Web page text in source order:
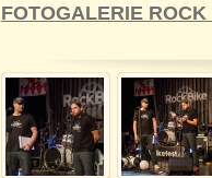
FOTOGALERIE